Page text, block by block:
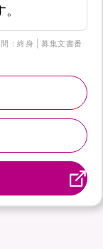
：終身 | 募集文書番